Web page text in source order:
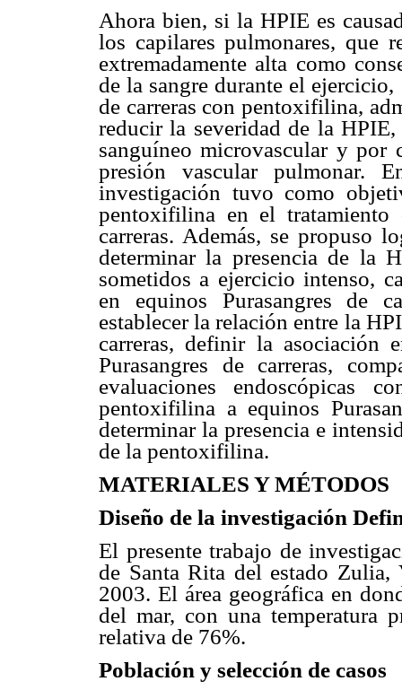
Ahora bien, si la HPIE es
los capilares pulmonares, que
extremadamente alta como
de la sangre durante el
de carreras con pentoxifilina,
reducir la severidad de la
sanguíneo microvascular y por
presión vascular pulmonar.
investigación tuvo como
pentoxifilina en el tratamiento
carreras. Además, se propuso
determinar la presencia de la
sometidos a ejercicio intenso,
en equinos Purasangres de
establecer la relación entre la
carreras, definir la
Purasangres de carreras,
evaluaciones endoscópicas
pentoxifilina a equinos
determinar la presencia e
de la pentoxifilina.
MATERIALES Y MÉTODOS
Diseño de la investigación
El presente trabajo de
de Santa Rita del estado Zulia,
2003. El área geográfica en
del mar, con una temperatura
relativa de 76%.
Población y selección de casos